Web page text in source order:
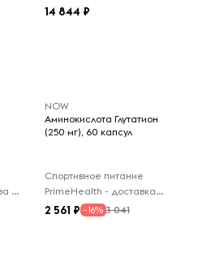
14 844
Virelle - доставка из-за рубежа
NOW
Аминокислота Глутатион
(250 мг), 60 капсул
Спортивное питание
PrimeHealth - доставка из-за рубежа
2 561 -16% 3 041